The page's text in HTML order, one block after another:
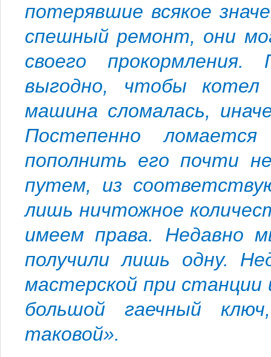
потерявшие всякое
спешный ремонт, они
своего
выгодно, чтобы
машина сломалась,
Постепенно
пополнить его почти
путем, из
лишь ничтожное
имеем права. Недавно
получили лишь одну.
мастерской при станции
большой гаечный
таковой».